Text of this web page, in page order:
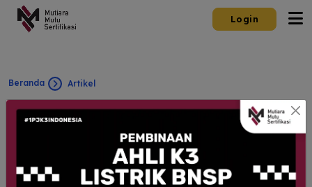
Login
Beranda Artikel